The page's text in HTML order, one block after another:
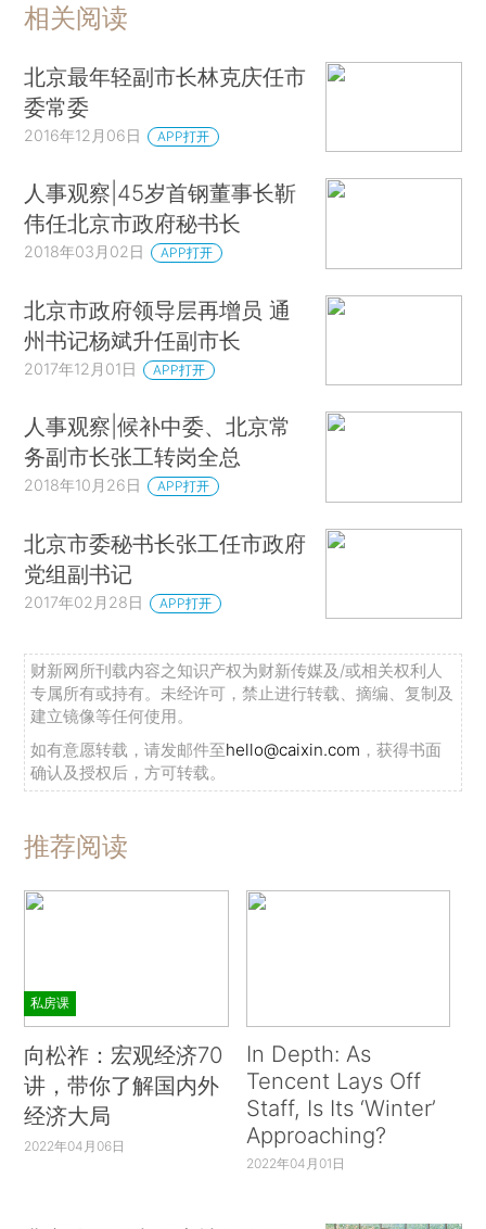
相关阅读
北京最年轻副市长林克庆任市
委常委
2016年12月06日 APP打开
人事观察|45岁首钢董事长靳
伟任北京市政府秘书长
2018年03月02日 APP打开
北京市政府领导层再增员 通
州书记杨斌升任副市长
2017年12月01日 APP打开
人事观察|候补中委、北京常
务副市长张工转岗全总
2018年10月26日 APP打开
北京市委秘书长张工任市政府
党组副书记
2017年02月28日 APP打开
财新网所刊载内容之知识产权为财新传媒及/或相关权利人
专属所有或持有。未经许可，禁止进行转载、摘编、复制及
建立镜像等任何使用。
如有意愿转载，请发邮件至hello@caixin.com ，获得书面
确认及授权后，方可转载。
推荐阅读
私房课
向松祚：宏观经济70
讲，带你了解国内外
经济大局
2022年04月06日
In Depth: As
Tencent Lays Off
Staff, Is Its ‘Winter’
Approaching?
2022年04月01日